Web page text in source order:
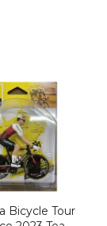
Bicycle Tour